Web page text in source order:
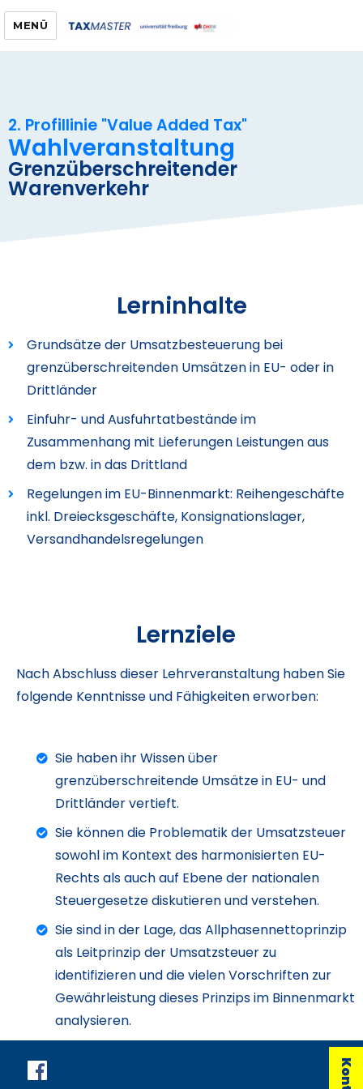
MENÜ
2. Profillinie "Value Added Tax"
Wahlveranstaltung
Grenzüberschreitender
Warenverkehr
Lerninhalte
Grundsätze der Umsatzbesteuerung bei
grenzüberschreitenden Umsätzen in EU- oder in
Drittländer
Einfuhr- und Ausfuhrtatbestände im
Zusammenhang mit Lieferungen Leistungen aus
dem bzw. in das Drittland
Regelungen im EU-Binnenmarkt: Reihengeschäfte
inkl. Dreiecksgeschäfte, Konsignationslager,
Versandhandelsregelungen
Lernziele
Nach Abschluss dieser Lehrveranstaltung haben Sie
folgende Kenntnisse und Fähigkeiten erworben:
Sie haben ihr Wissen über
grenzüberschreitende Umsätze in EU- und
Drittländer vertieft.
Sie können die Problematik der Umsatzsteuer
sowohl im Kontext des harmonisierten EU-
Rechts als auch auf Ebene der nationalen
Steuergesetze diskutieren und verstehen.
Sie sind in der Lage, das Allphasennettoprinzip
als Leitprinzip der Umsatzsteuer zu
identifizieren und die vielen Vorschriften zur
Gewährleistung dieses Prinzips im Binnenmarkt
analysieren.